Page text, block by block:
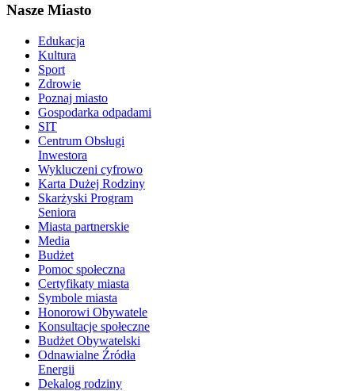
Nasze Miasto
Edukacja
Kultura
Sport
Zdrowie
Poznaj miasto
Gospodarka odpadami
SIT
Centrum Obsługi
Inwestora
Wykluczeni cyfrowo
Karta Dużej Rodziny
Skarżyski Program
Seniora
Miasta partnerskie
Media
Budżet
Pomoc społeczna
Certyfikaty miasta
Symbole miasta
Honorowi Obywatele
Konsultacje społeczne
Budżet Obywatelski
Odnawialne Źródła
Energii
Dekalog rodziny